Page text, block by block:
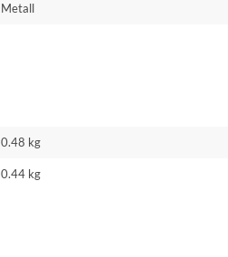
Metall
0.48 kg
0.44 kg